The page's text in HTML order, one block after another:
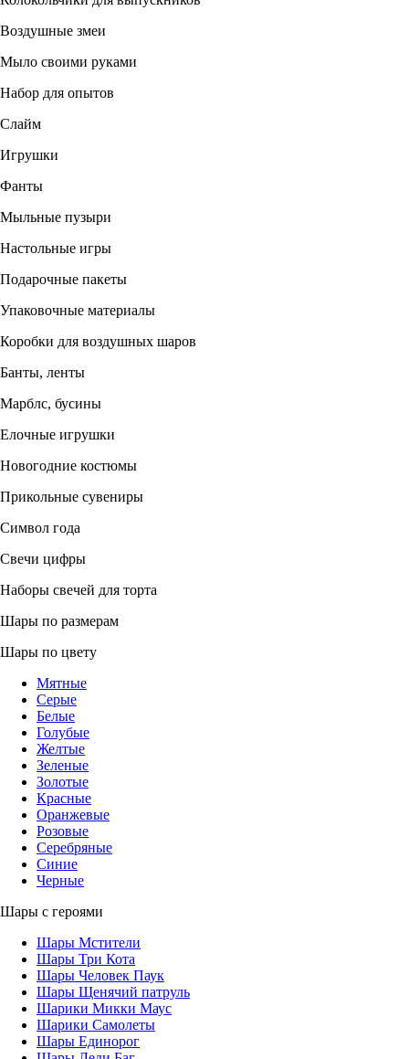
Воздушные змеи
Мыло своими руками
Набор для опытов
Слайм
Игрушки
Фанты
Мыльные пузыри
Настольные игры
Подарочные пакеты
Упаковочные материалы
Коробки для воздушных шаров
Банты, ленты
Марблс, бусины
Елочные игрушки
Новогодние костюмы
Прикольные сувениры
Символ года
Свечи цифры
Наборы свечей для торта
Шары по размерам
Шары по цвету
Мятные
Серые
Белые
Голубые
Желтые
Зеленые
Золотые
Красные
Оранжевые
Розовые
Серебряные
Синие
Черные
Шары с героями
Шары Мстители
Шары Три Кота
Шары Человек Паук
Шары Щенячий патруль
Шарики Микки Маус
Шарики Самолеты
Шары Единорог